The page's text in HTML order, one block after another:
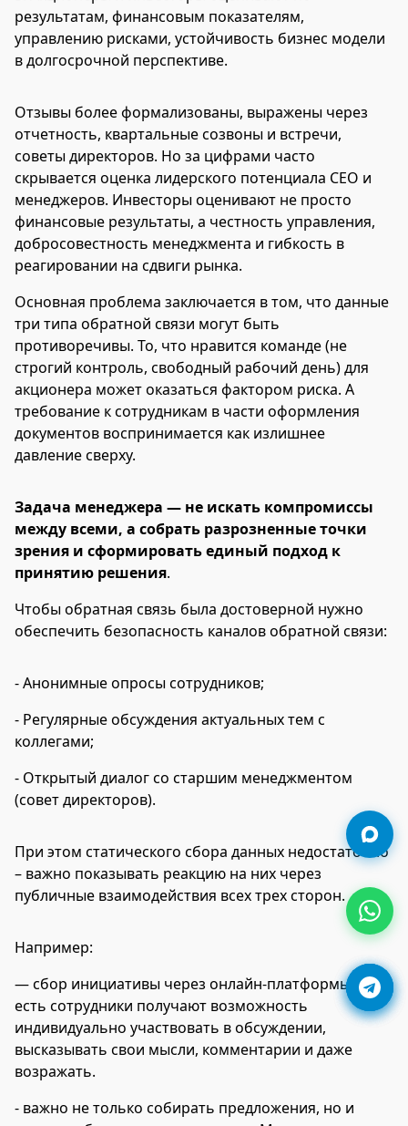
результатам, финансовым показателям,
управлению рисками, устойчивость бизнес модели
в долгосрочной перспективе.
Отзывы более формализованы, выражены через
отчетность, квартальные созвоны и встречи,
советы директоров. Но за цифрами часто
скрывается оценка лидерского потенциала CEO и
менеджеров. Инвесторы оценивают не просто
финансовые результаты, а честность управления,
добросовестность менеджмента и гибкость в
реагировании на сдвиги рынка.
Основная проблема заключается в том, что данные
три типа обратной связи могут быть
противоречивы. То, что нравится команде (не
строгий контроль, свободный рабочий день) для
акционера может оказаться фактором риска. А
требование к сотрудникам в части оформления
документов воспринимается как излишнее
давление сверху.
Задача менеджера — не искать компромиссы
между всеми, а собрать разрозненные точки
зрения и сформировать единый подход к
принятию решения.
Чтобы обратная связь была достоверной нужно
обеспечить безопасность каналов обратной связи:
- Анонимные опросы сотрудников;
- Регулярные обсуждения актуальных тем с
коллегами;
- Открытый диалог со старшим менеджментом
(совет директоров).
При этом статического сбора данных недостаточно
– важно показывать реакцию на них через
публичные взаимодействия всех трех сторон.
Например:
— сбор инициативы через онлайн-платформы. То
есть сотрудники получают возможность
индивидуально участвовать в обсуждении,
высказывать свои мысли, комментарии и даже
возражать.
- важно не только собирать предложения, но и